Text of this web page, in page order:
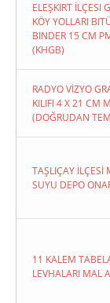
ELEŞKIRT İLÇESI
KÖY YOLLARI
BINDER 15 CM
(KHGB)
RADYO VİZYO
KILIFI 4 X 21 CM
(DOĞRUDAN
TAŞLIÇAY İLÇESİ
SUYU DEPO
11 KALEM
LEVHALARI MAL